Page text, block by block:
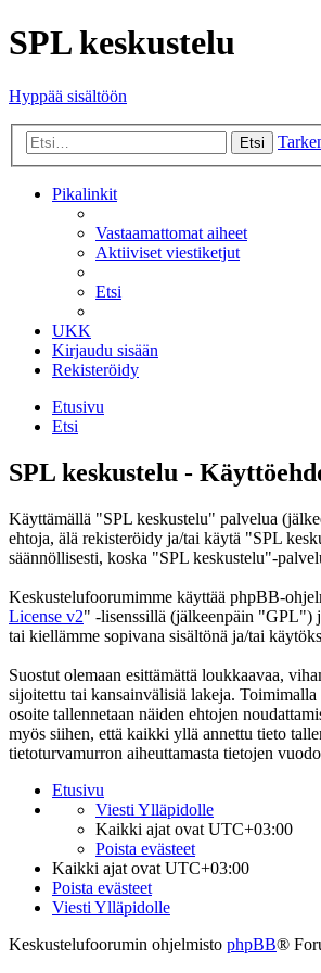
SPL keskustelu
Hyppää sisältöön
Etsi
Pikalinkit
Vastaamattomat aiheet
Aktiiviset viestiketjut
Etsi
UKK
Kirjaudu sisään
Rekisteröidy
Etusivu
Etsi
SPL keskustelu -
Käyttämällä "SPL keskustelu" palvelua
ehtoja, älä rekisteröidy ja/tai käytä "SPL
säännöllisesti, koska "SPL keskustelu"-
Keskustelufoorumimme käyttää phpBB-
License v2" -lisenssillä (jälkeenpäin "GPL")
tai kiellämme sopivana sisältönä ja/tai
Suostut olemaan esittämättä loukkaavaa,
sijoitettu tai kansainvälisiä lakeja.
osoite tallennetaan näiden ehtojen
myös siihen, että kaikki yllä annettu tieto
tietoturvamurron aiheuttamasta tietojen
Etusivu
Viesti Ylläpidolle
Kaikki ajat ovat UTC+03:00
Poista evästeet
Kaikki ajat ovat UTC+03:00
Poista evästeet
Viesti Ylläpidolle
Keskustelufoorumin ohjelmisto phpBB®